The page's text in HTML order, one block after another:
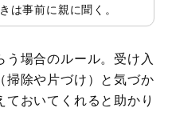
は事前に親に聞く。
場合のルール。受け入
掃除や片づけ）と気づか
おいてくれると助かり